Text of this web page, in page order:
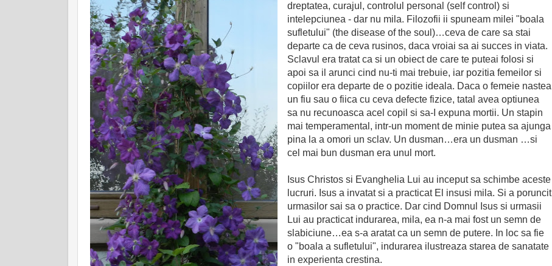
dreptatea, curajul, controlul personal (self control) si
intelepciunea - dar nu mila. Filozofii ii spuneam milei "boala
sufletului" (the disease of the soul)…ceva de care sa stai
departe ca de ceva rusinos, daca vroiai sa ai succes in viata.
Sclavul era tratat ca si un obiect de care te puteai folosi si
apoi sa il arunci cind nu-ti mai trebuie, iar pozitia femeilor si
copiilor era departe de o pozitie ideala. Daca o femeie nastea
un fiu sau o fiica cu ceva defecte fizice, tatal avea optiunea
sa nu recunoasca acel copil si sa-I expuna mortii. Un stapin
mai temperamental, intr-un moment de minie putea sa ajunga
pina la a omori un sclav. Un dusman…era un dusman …si
cel mai bun dusman era unul mort.
Isus Christos si Evanghelia Lui au inceput sa schimbe aceste
lucruri. Isus a invatat si a practicat El insusi mila. Si a poruncit
urmasilor sai sa o practice. Dar cind Domnul Isus si urmasii
Lui au practicat indurarea, mila, ea n-a mai fost un semn de
slabiciune…ea s-a aratat ca un semn de putere. In loc sa fie
o "boala a sufletului", indurarea ilustreaza starea de sanatate
in experienta crestina.